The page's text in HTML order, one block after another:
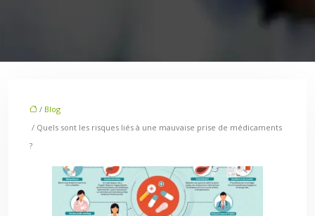
/ Blog
/ Quels sont les risques liés à une mauvaise prise de médicaments
?